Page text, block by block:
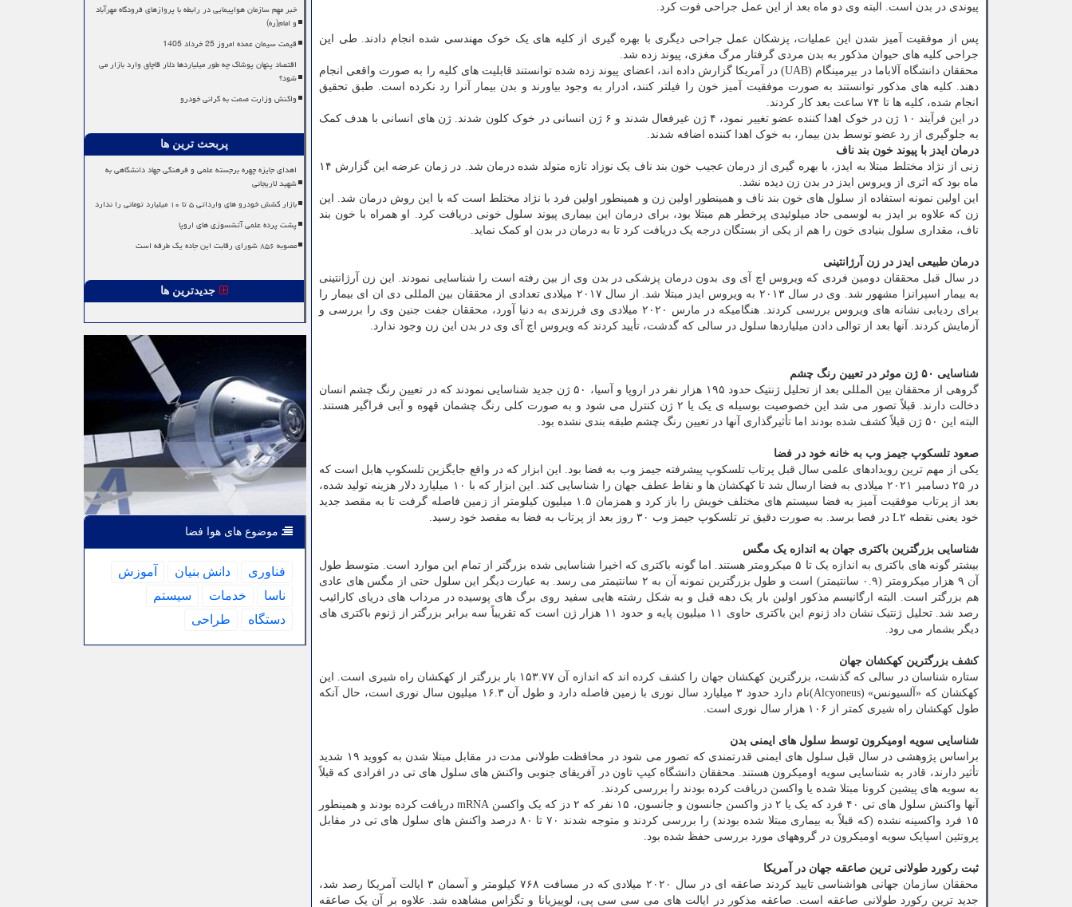
پیوندی در بدن است. البته وی دو ماه بعد از این عمل جراحی فوت کرد.
پس از موفقیت آمیز شدن این عملیات، پزشکان عمل جراحی دیگری با بهره گیری از کلیه های یک خوک مهندسی شده انجام دادند. طی این
جراحی کلیه های حیوان مذکور به بدن مردی گرفتار مرگ مغزی، پیوند زده شد.
محققان دانشگاه آلاباما در بیرمینگام (UAB) در آمریکا گزارش داده اند، اعضای پیوند زده شده توانستند قابلیت های کلیه را به صورت واقعی انجام
دهند. کلیه های مذکور توانستند به صورت موفقیت آمیز خون را فیلتر کنند، ادرار به وجود بیاورند و بدن بیمار آنرا رد نکرده است. طبق تحقیق
انجام شده، کلیه ها تا ۷۴ ساعت بعد کار کردند.
در این فرآیند ۱۰ ژن در خوک اهدا کننده عضو تغییر نمود، ۴ ژن غیرفعال شدند و ۶ ژن انسانی در خوک کلون شدند. ژن های انسانی با هدف کمک
به جلوگیری از رد عضو توسط بدن بیمار، به خوک اهدا کننده اضافه شدند.
درمان ایدز با پیوند خون بند ناف
زنی از نژاد مختلط مبتلا به ایدز، با بهره گیری از درمان عجیب خون بند ناف یک نوزاد تازه متولد شده درمان شد. در زمان عرضه این گزارش ۱۴
ماه بود که اثری از ویروس ایدز در بدن زن دیده نشد.
این اولین نمونه استفاده از سلول های خون بند ناف و همینطور اولین زن و همینطور اولین فرد با نژاد مختلط است که با این روش درمان شد. این
زن که علاوه بر ایدز به لوسمی حاد میلوئیدی پرخطر هم مبتلا بود، برای درمان این بیماری پیوند سلول خونی دریافت کرد. او همراه با خون بند
ناف، مقداری سلول بنیادی خون را هم از یکی از بستگان درجه یک دریافت کرد تا به درمان در بدن او کمک نماید.
درمان طبیعی ایدز در زن آرژانتینی
در سال قبل محققان دومین فردی که ویروس اچ آی وی بدون درمان پزشکی در بدن وی از بین رفته است را شناسایی نمودند. این زن آرژانتینی
به بیمار اسپرانزا مشهور شد. وی در سال ۲۰۱۳ به ویروس ایدز مبتلا شد. از سال ۲۰۱۷ میلادی تعدادی از محققان بین المللی دی ان ای بیمار را
برای ردیابی نشانه های ویروس بررسی کردند. هنگامیکه در مارس ۲۰۲۰ میلادی وی فرزندی به دنیا آورد، محققان جفت جنین وی را بررسی و
آزمایش کردند. آنها بعد از توالی دادن میلیاردها سلول در سالی که گدشت، تأیید کردند که ویروس اچ آی وی در بدن این زن وجود ندارد.
شناسایی ۵۰ ژن موثر در تعیین رنگ چشم
گروهی از محققان بین المللی بعد از تحلیل ژنتیک حدود ۱۹۵ هزار نفر در اروپا و آسیا، ۵۰ ژن جدید شناسایی نمودند که در تعیین رنگ چشم انسان
دخالت دارند. قبلاً تصور می شد این خصوصیت بوسیله ی یک یا ۲ ژن کنترل می شود و به صورت کلی رنگ چشمان قهوه و آبی فراگیر هستند.
البته این ۵۰ ژن قبلاً کشف شده بودند اما تأثیرگذاری آنها در تعیین رنگ چشم طبقه بندی نشده بود.
صعود تلسکوپ جیمز وب به خانه خود در فضا
یکی از مهم ترین رویدادهای علمی سال قبل پرتاب تلسکوپ پیشرفته جیمز وب به فضا بود. این ابزار که در واقع جایگزین تلسکوپ هابل است که
در ۲۵ دسامبر ۲۰۲۱ میلادی به فضا ارسال شد تا کهکشان ها و نقاط عطف جهان را شناسایی کند. این ابزار که با ۱۰ میلیارد دلار هزینه تولید شده،
بعد از پرتاب موفقیت آمیز به فضا سیستم های مختلف خویش را باز کرد و همزمان ۱.۵ میلیون کیلومتر از زمین فاصله گرفت تا به مقصد جدید
خود یعنی نقطه L۲ در فصا برسد. به صورت دقیق تر تلسکوپ جیمز وب ۳۰ روز بعد از پرتاب به فضا به مقصد خود رسید.
شناسایی بزرگترین باکتری جهان به اندازه یک مگس
بیشتر گونه های باکتری به اندازه یک تا ۵ میکرومتر هستند. اما گونه باکتری که اخیرا شناسایی شده بزرگتر از تمام این موارد است. متوسط طول
آن ۹ هزار میکرومتر (۰.۹ سانتیمتر) است و طول بزرگترین نمونه آن به ۲ سانتیمتر می رسد. به عبارت دیگر این سلول حتی از مگس های عادی
هم بزرگتر است. البته ارگانیسم مذکور اولین بار یک دهه قبل و به شکل رشته هایی سفید روی برگ های پوسیده در مرداب های دریای کارائیب
رصد شد. تحلیل ژنتیک نشان داد ژنوم این باکتری حاوی ۱۱ میلیون پایه و حدود ۱۱ هزار ژن است که تقریباً سه برابر بزرگتر از ژنوم باکتری های
دیگر بشمار می رود.
کشف بزرگترین کهکشان جهان
ستاره شناسان در سالی که گذشت، بزرگترین کهکشان جهان را کشف کرده اند که اندازه آن ۱۵۳.۷۷ بار بزرگتر از کهکشان راه شیری است. این
کهکشان که «آلسیونس» (Alcyoneus)نام دارد حدود ۳ میلیارد سال نوری با زمین فاصله دارد و طول آن ۱۶.۳ میلیون سال نوری است، حال آنکه
طول کهکشان راه شیری کمتر از ۱۰۶ هزار سال نوری است.
شناسایی سویه اومیکرون توسط سلول های ایمنی بدن
براساس پژوهشی در سال قبل سلول های ایمنی قدرتمندی که تصور می شود در محافظت طولانی مدت در مقابل مبتلا شدن به کووید ۱۹ شدید
تأثیر دارند، قادر به شناسایی سویه اومیکرون هستند. محققان دانشگاه کیپ تاون در آفریقای جنوبی واکنش های سلول های تی در افرادی که قبلاً
به سویه های پیشین کرونا مبتلا شده یا واکسن دریافت کرده بودند را بررسی کردند.
آنها واکنش سلول های تی ۴۰ فرد که یک یا ۲ دز واکسن جانسون و جانسون، ۱۵ نفر که ۲ دز که یک واکسن mRNA دریافت کرده بودند و همینطور
۱۵ فرد واکسینه نشده (که قبلاً به بیماری مبتلا شده بودند) را بررسی کردند و متوجه شدند ۷۰ تا ۸۰ درصد واکنش های سلول های تی در مقابل
پروتئین اسپایک سویه اومیکرون در گروههای مورد بررسی حفظ شده بود.
ثبت رکورد طولانی ترین صاعقه جهان در آمریکا
محققان سازمان جهانی هواشناسی تایید کردند صاعقه ای در سال ۲۰۲۰ میلادی که در مسافت ۷۶۸ کیلومتر و آسمان ۳ ایالت آمریکا رصد شد،
جدید ترین رکورد طولانی صاعقه است. صاعقه مذکور در ایالت های می سی سی پی، لوییزیانا و تگزاس مشاهده شد. علاوه بر آن یک صاعقه
خبر مهم سازمان هواپیمایی در رابطه با پروازهای فرودگاه مهرآباد
و امام(ره)
قیمت سیمان عمده امروز 25 خرداد 1405
اقتصاد پنهان پوشاک چه طور میلیاردها دلار قاچاق وارد بازار می
شود؟
واکنش وزارت صمت به گرانی خودرو
پربحث ترین ها
اهدای جایزه چهره برجسته علمی و فرهنگی جهاد دانشگاهی به
شهید لاریجانی
بازار کشش خودرو های وارداتی ۵ تا ۱۰ میلیارد تومانی را ندارد
پشت پرده علمی آتشسوزی های اروپا
مصوبه ۸۵۶ شورای رقابت این جاده یک طرفه است
جدیدترین ها
موضوع های هوا فضا
فناوری دانش بنیان
آموزش
ناسا
خدمات
سیستم
دستگاه
طراحی